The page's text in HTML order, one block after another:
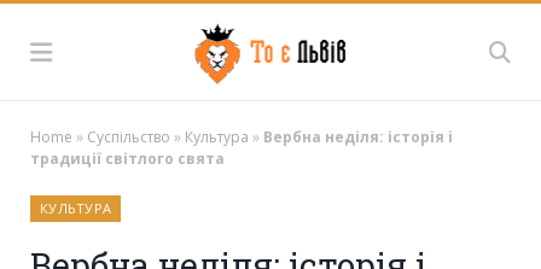
Home » Суспільство » Культура » Вербна неділя: історія і
традиції світлого свята
КУЛЬТУРА